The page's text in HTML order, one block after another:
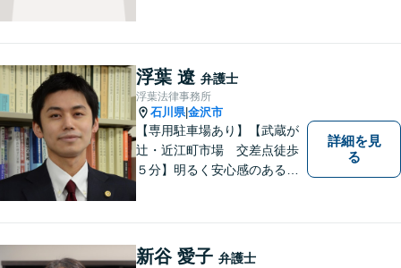
す。悩んでいる人は、一度弁
護士に話を聞いてもらうこと
でトラブル解決のきっかけを
つかむことができるかもしれ
ません。
浮葉 遼 弁護士
浮葉法律事務所
石川県|金沢市
【専用駐車場あり】【武蔵が
辻・近江町市場 交差点徒歩
５分】明るく安心感のある事
詳細を見
る
新谷 愛子 弁護士